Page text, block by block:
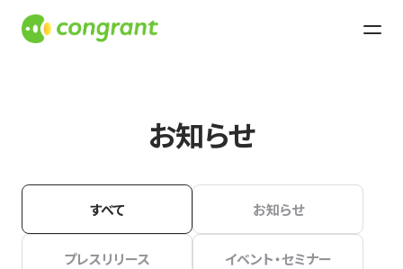
お知らせ
すべて お知らせ
プレスリリース イベント・セミナー